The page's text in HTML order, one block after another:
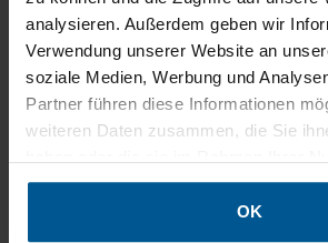
analysieren. Außerdem geben wir
Verwendung unserer Website an
soziale Medien, Werbung und
Partner führen diese Informationen
weiteren Daten zusammen, die Sie
gesammelt haben.
OK
und schwer entflammbar gemäß
sichere und gesunde Raumakustik